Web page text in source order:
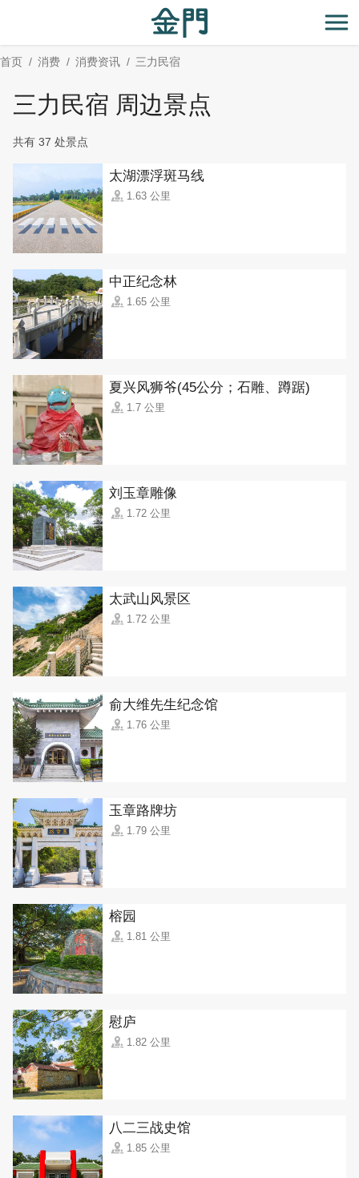
主
要
开
首页 消费 消费资讯 三力民宿
三力民宿 周边景点
共有 37 处景点
太湖漂浮斑马线
1.63 公里
中正纪念林
1.65 公里
夏兴风狮爷(45公分；石雕、蹲踞)
1.7 公里
刘玉章雕像
1.72 公里
太武山风景区
1.72 公里
俞大维先生纪念馆
1.76 公里
玉章路牌坊
1.79 公里
榕园
1.81 公里
慰庐
1.82 公里
八二三战史馆
1.85 公里